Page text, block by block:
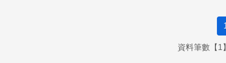
資料筆數【1